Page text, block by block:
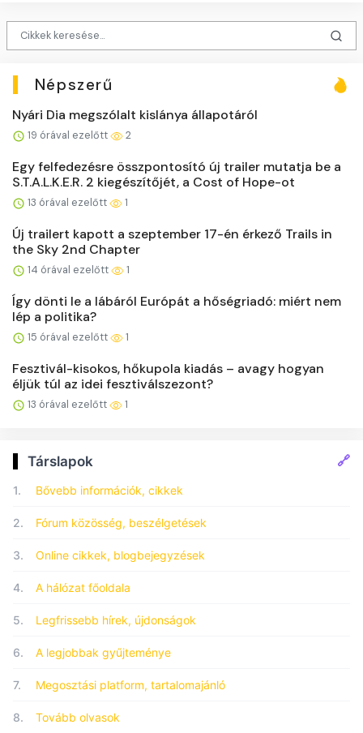
Népszerű
Nyári Dia megszólalt kislánya állapotáról
19 órával ezelőtt 2
Egy felfedezésre összpontosító új trailer mutatja be a
S.T.A.L.K.E.R. 2 kiegészítőjét, a Cost of Hope-ot
13 órával ezelőtt 1
Új trailert kapott a szeptember 17-én érkező Trails in
the Sky 2nd Chapter
14 órával ezelőtt 1
Így dönti le a lábáról Európát a hőségriadó: miért nem
lép a politika?
15 órával ezelőtt 1
Fesztivál-kisokos, hőkupola kiadás – avagy hogyan
éljük túl az idei fesztiválszezont?
13 órával ezelőtt 1
Társlapok 🔗
1. Bővebb információk, cikkek
2. Fórum közösség, beszélgetések
3. Online cikkek, blogbejegyzések
4. A hálózat főoldala
5. Legfrissebb hírek, újdonságok
6. A legjobbak gyűjteménye
7. Megosztási platform, tartalomajánló
8. Tovább olvasok